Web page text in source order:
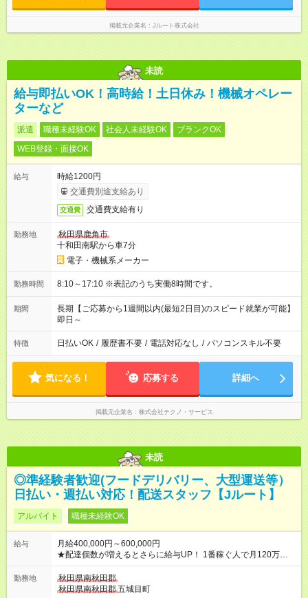
掲載元企業名 Jルート株式会社
未読
給与即払いOK！高時給！土日休み！機械オペレー
ターなど
派遣 職種未経験OK 社会人未経験OK
ブランクOK
WEB登録・面接OK
給与
時給1200円
交通費別途支給あり
交通費 交通費支給有り
勤務地
秋田県鹿角市
十和田南駅から車7分
電子・機械系メーカー
勤務時間 8:10～17:10 ※表記のうち実働8時間です。
期間
長期【ご応募から1週間以内(最短2日目)のスピード就業が可能】
即日～
特徴 日払いOK / 履歴書不要 / 電話対応なし / パソコンスキル不要
気になる！ 応募する 詳細へ
掲載元企業名 株式会社テクノ・サービス
未読
◎準経験者歓迎(フードデリバリー、大型運送等）
日払い・週払い対応！配送スタッフ【Jルート】
アルバイト 職種未経験OK
給与
月給400,000円～600,000円
★配達個数が増えるとさらに給与UP！ 1番稼ぐ人で月120万ほ
ど！ ・主要都市エリア 月収55万円／週5日稼働 月収65万~112
万円／週6日稼働 ・地方郊外エリア 月収40万円／週5日稼働 月
収40万円~50万円／週6日稼働 ＜モデルイメージ＞ ■月収50万
勤務地
秋田県南秋田郡
秋田県南秋田郡五城目町